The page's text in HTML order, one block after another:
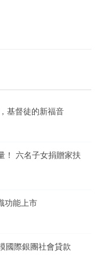
基督徒的新福音
！ 六名子女捐贈家扶
功能上市
國際銀團社會貸款